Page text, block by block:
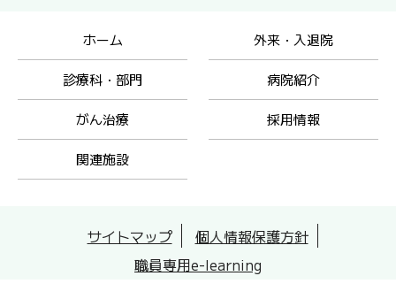
ホーム 外来・入退院
診療科・部門 病院紹介
がん治療 採用情報
関連施設
サイトマップ
個人情報保護方針
職員専用e-learning